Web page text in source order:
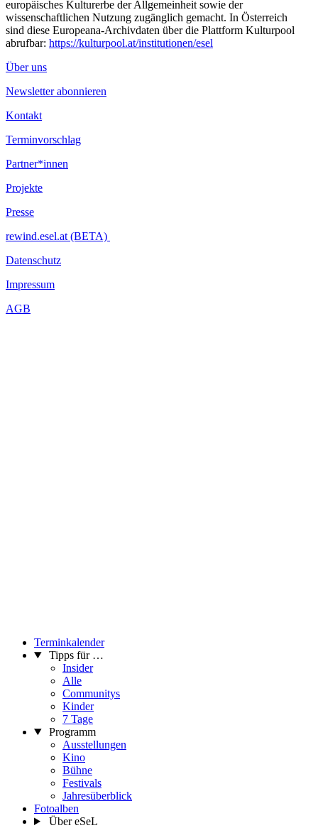
europäisches Kulturerbe der Allgemeinheit sowie der
wissenschaftlichen Nutzung zugänglich gemacht. In Österreich
sind diese Europeana-Archivdaten über die Plattform Kulturpool
abrufbar: https://kulturpool.at/institutionen/esel
Über uns
Newsletter abonnieren
Kontakt
Terminvorschlag
Partner*innen
Projekte
Presse
rewind.esel.at (BETA)
Datenschutz
Impressum
AGB
Terminkalender
Tipps für …
Insider
Alle
Communitys
Kinder
7 Tage
Programm
Ausstellungen
Kino
Bühne
Festivals
Jahresüberblick
Fotoalben
Über eSeL